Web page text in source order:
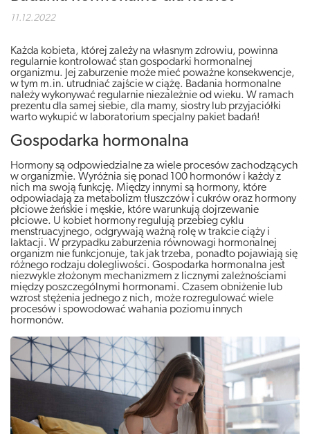
11.12.2022
Każda kobieta, której zależy na własnym zdrowiu, powinna
regularnie kontrolować stan gospodarki hormonalnej
organizmu. Jej zaburzenie może mieć poważne konsekwencje,
w tym m.in. utrudniać zajście w ciążę. Badania hormonalne
należy wykonywać regularnie niezależnie od wieku. W ramach
prezentu dla samej siebie, dla mamy, siostry lub przyjaciółki
warto wykupić w laboratorium specjalny pakiet badań!
Gospodarka hormonalna
Hormony są odpowiedzialne za wiele procesów zachodzących
w organizmie. Wyróżnia się ponad 100 hormonów i każdy z
nich ma swoją funkcję. Między innymi są hormony, które
odpowiadają za metabolizm tłuszczów i cukrów oraz hormony
płciowe żeńskie i męskie, które warunkują dojrzewanie
płciowe. U kobiet hormony regulują przebieg cyklu
menstruacyjnego, odgrywają ważną rolę w trakcie ciąży i
laktacji. W przypadku zaburzenia równowagi hormonalnej
organizm nie funkcjonuje, tak jak trzeba, ponadto pojawiają się
różnego rodzaju dolegliwości. Gospodarka hormonalna jest
niezwykle złożonym mechanizmem z licznymi zależnościami
między poszczególnymi hormonami. Czasem obniżenie lub
wzrost stężenia jednego z nich, może rozregulować wiele
procesów i spowodować wahania poziomu innych
hormonów.